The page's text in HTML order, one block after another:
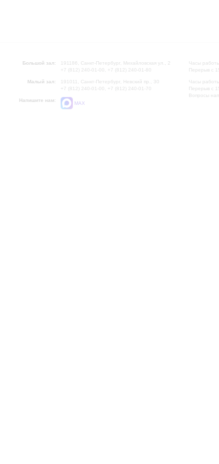
Большой зал:
191186, Санкт-Петербург, Михайловская ул., 2
+7 (812) 240-01-00, +7 (812) 240-01-80
Малый зал:
191011, Санкт-Петербург, Невский пр., 30
+7 (812) 240-01-00, +7 (812) 240-01-70
Напишите нам:
MAX
Часы
Перерыв с
Часы
Перерыв с
Вопросы